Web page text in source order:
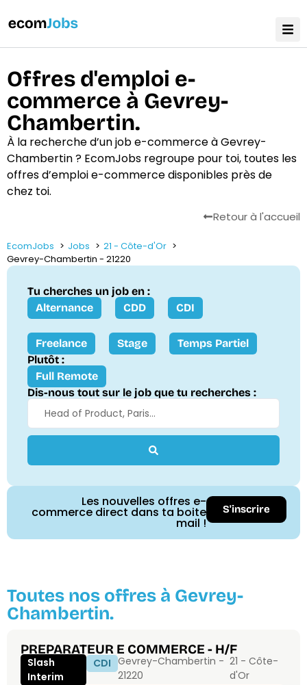
Offres d'emploi e-
commerce à Gevrey-
Chambertin.
À la recherche d’un job e-commerce à Gevrey-
Chambertin ? EcomJobs regroupe pour toi, toutes les
offres d’emploi e-commerce disponibles près de
chez toi.
Retour à l'accueil
EcomJobs Jobs
21 - Côte-d'Or
Gevrey-Chambertin - 21220
Tu cherches un job en :
Alternance
CDD CDI
Freelance Stage
Temps Partiel
Plutôt :
Full Remote
Dis-nous tout sur le job que tu recherches :
Les nouvelles offres e-
commerce direct dans ta boite
mail !
S'inscrire
Toutes nos offres à Gevrey-
Chambertin.
PREPARATEUR E COMMERCE - H/F
Slash
Interim
CDI Gevrey-Chambertin -
21220
21 - Côte-
d'Or